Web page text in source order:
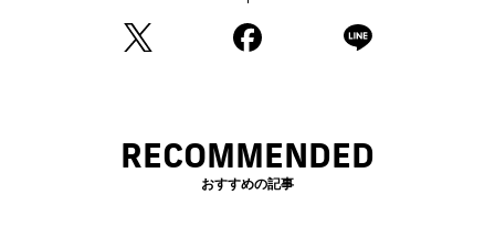
RECOMMENDED
おすすめの記事